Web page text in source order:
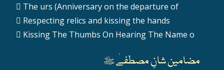
The urs (Anniversary on the departure of
Respecting relics and kissing the hands
Kissing The Thumbs On Hearing The Name o
مضامین شانِ مصطفےٰ ﷺ